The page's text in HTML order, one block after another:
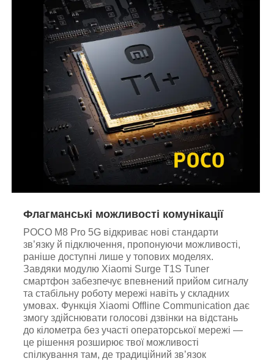
Флагманські можливості комунікації
POCO M8 Pro 5G відкриває нові стандарти
зв’язку й підключення, пропонуючи можливості,
раніше доступні лише у топових моделях.
Завдяки модулю Xiaomi Surge T1S Tuner
смартфон забезпечує впевнений прийом сигналу
та стабільну роботу мережі навіть у складних
умовах. Функція Xiaomi Offline Communication дає
змогу здійснювати голосові дзвінки на відстань
до кілометра без участі операторської мережі —
це рішення розширює твої можливості
спілкування там, де традиційний зв’язок